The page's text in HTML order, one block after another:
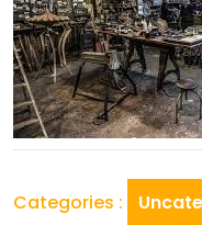
Categories :